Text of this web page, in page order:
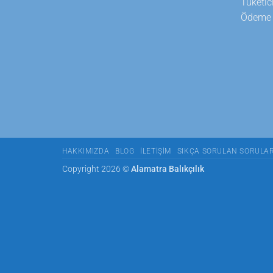
HAKKIMIZDA BLOG İLETIŞIM SIKÇA SORULAN SORULAR
Copyright 2026 ©Alamatra Balıkçılık